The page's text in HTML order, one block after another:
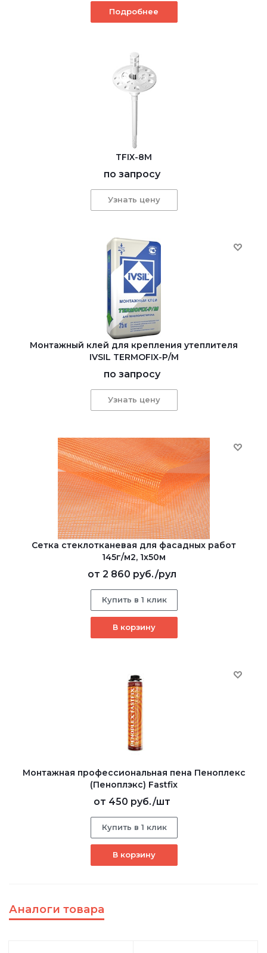
Подробнее
TFIX-8M
по запросу
Узнать цену
Монтажный клей для крепления утеплителя
IVSIL TERMOFIX-Р/М
по запросу
Узнать цену
Сетка стеклотканевая для фасадных работ
145г/м2, 1х50м
от 2 860 руб./рул
Купить в 1 клик
В корзину
Монтажная профессиональная пена Пеноплекс
(Пеноплэкс) Fastfix
от 450 руб./шт
Купить в 1 клик
В корзину
Аналоги товара